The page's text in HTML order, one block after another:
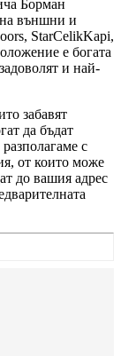
Борман
външни и
StarCelikKapi,
е богата
и най-
забавят
да бъдат
с
от които може
до вашия адрес